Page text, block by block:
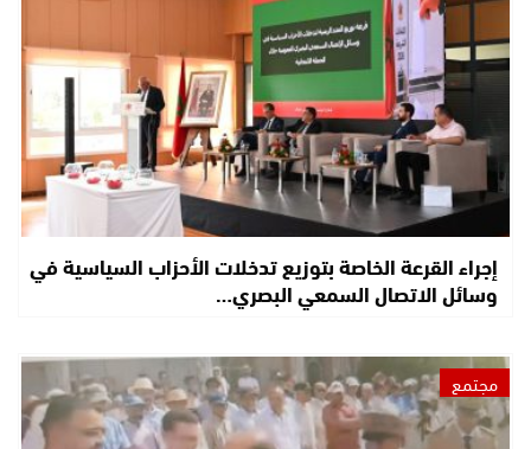
إجراء القرعة الخاصة بتوزيع تدخلات الأحزاب السياسية في
وسائل الاتصال السمعي البصري…
مجتمع